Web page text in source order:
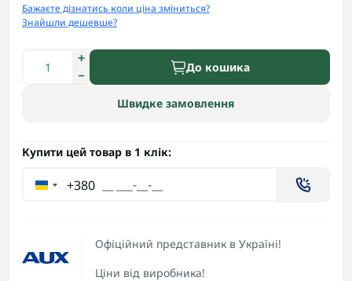
Офіційний представник в Україні!
Ціни від виробника!
Бажаєте дізнатись коли ціна зміниться?
Знайшли дешевше?
До кошика
Швидке замовлення
Купити цей товар в 1 клік:
+380